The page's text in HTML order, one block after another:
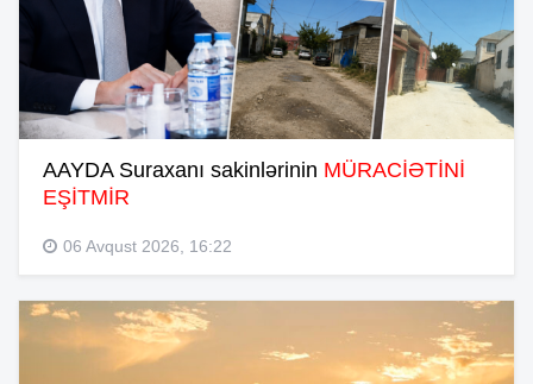
AAYDA Suraxanı sakinlərinin MÜRACİƏTİNİ
EŞİTMİR
06 Avqust 2026, 16:22